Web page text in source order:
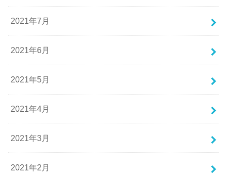
2021年7月
2021年6月
2021年5月
2021年4月
2021年3月
2021年2月